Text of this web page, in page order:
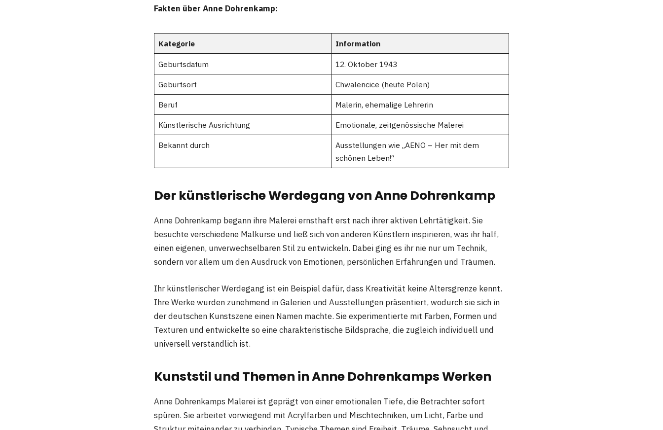
Fakten über Anne Dohrenkamp:
Kategorie Information
Geburtsdatum 12. Oktober 1943
Geburtsort Chwalencice (heute Polen)
Beruf Malerin, ehemalige Lehrerin
Künstlerische Ausrichtung Emotionale, zeitgenössische Malerei
Bekannt durch
Ausstellungen wie „AENO – Her mit dem
schönen Leben!“
Der künstlerische Werdegang von Anne Dohrenkamp
Anne Dohrenkamp begann ihre Malerei ernsthaft erst nach ihrer aktiven Lehrtätigkeit. Sie
besuchte verschiedene Malkurse und ließ sich von anderen Künstlern inspirieren, was ihr half,
einen eigenen, unverwechselbaren Stil zu entwickeln. Dabei ging es ihr nie nur um Technik,
sondern vor allem um den Ausdruck von Emotionen, persönlichen Erfahrungen und Träumen.
Ihr künstlerischer Werdegang ist ein Beispiel dafür, dass Kreativität keine Altersgrenze kennt.
Ihre Werke wurden zunehmend in Galerien und Ausstellungen präsentiert, wodurch sie sich in
der deutschen Kunstszene einen Namen machte. Sie experimentierte mit Farben, Formen und
Texturen und entwickelte so eine charakteristische Bildsprache, die zugleich individuell und
universell verständlich ist.
Kunststil und Themen in Anne Dohrenkamps Werken
Anne Dohrenkamps Malerei ist geprägt von einer emotionalen Tiefe, die Betrachter sofort
spüren. Sie arbeitet vorwiegend mit Acrylfarben und Mischtechniken, um Licht, Farbe und